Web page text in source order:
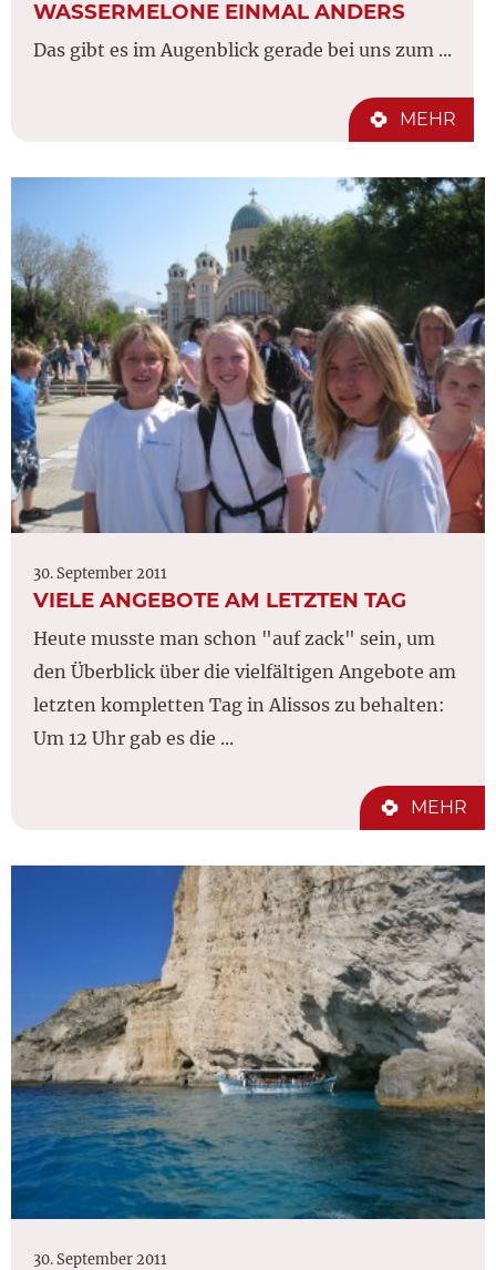
WASSERMELONE EINMAL ANDERS
Das gibt es im Augenblick gerade bei uns zum ...
MEHR
30. September 2011
VIELE ANGEBOTE AM LETZTEN TAG
Heute musste man schon "auf zack" sein, um
den Überblick über die vielfältigen Angebote am
letzten kompletten Tag in Alissos zu behalten:
Um 12 Uhr gab es die ...
MEHR
30. September 2011